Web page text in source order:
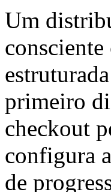
Um
primeiro
checkout
configura
de